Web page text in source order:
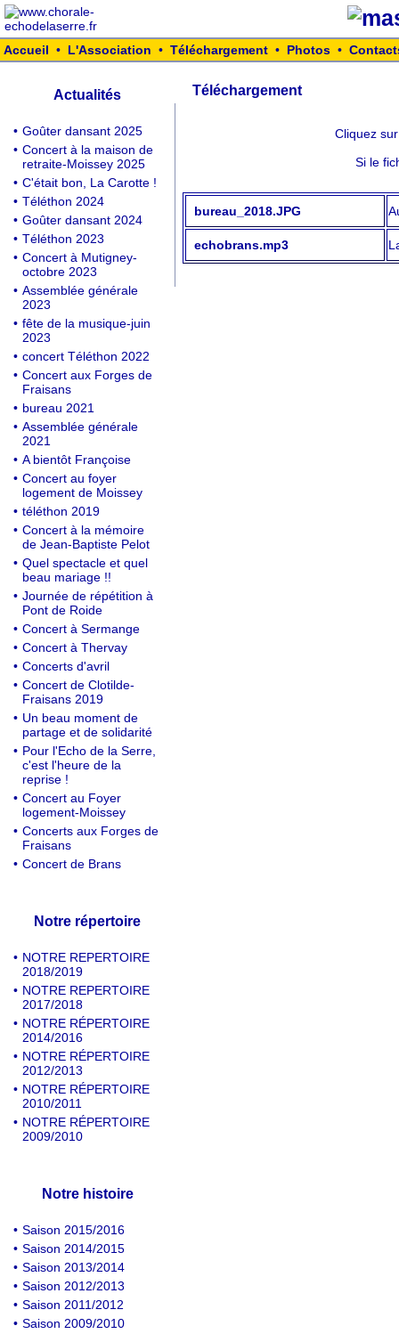
Accueil • L'Association • Téléchargement • Photos •
Actualités
• Goûter dansant 2025
• Concert à la maison de
retraite-Moissey 2025
• C'était bon, La Carotte !
• Téléthon 2024
• Goûter dansant 2024
• Téléthon 2023
• Concert à Mutigney-
octobre 2023
• Assemblée générale
2023
• fête de la musique-juin
2023
• concert Téléthon 2022
• Concert aux Forges de
Fraisans
• bureau 2021
• Assemblée générale
2021
• A bientôt Françoise
• Concert au foyer
logement de Moissey
• téléthon 2019
• Concert à la mémoire
de Jean-Baptiste Pelot
• Quel spectacle et quel
beau mariage !!
• Journée de répétition à
Pont de Roide
• Concert à Sermange
• Concert à Thervay
• Concerts d'avril
• Concert de Clotilde-
Fraisans 2019
• Un beau moment de
partage et de solidarité
• Pour l'Echo de la Serre,
c'est l'heure de la
reprise !
• Concert au Foyer
logement-Moissey
• Concerts aux Forges de
Fraisans
• Concert de Brans
Notre répertoire
• NOTRE REPERTOIRE
2018/2019
• NOTRE REPERTOIRE
2017/2018
• NOTRE RÉPERTOIRE
2014/2016
• NOTRE RÉPERTOIRE
2012/2013
• NOTRE RÉPERTOIRE
2010/2011
• NOTRE RÉPERTOIRE
2009/2010
Notre histoire
• Saison 2015/2016
• Saison 2014/2015
• Saison 2013/2014
• Saison 2012/2013
• Saison 2011/2012
• Saison 2009/2010
Téléchargement
Cliquez
Si le
bureau_2018.JPG
echobrans.mp3